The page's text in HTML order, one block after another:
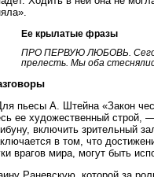
Ее крылатые фразы
ПРО ПЕРВУЮ ЛЮБОВЬ.
прелесть. Мы оба
пьесы А. Штейна «Закон
ее художественный строй,
включить зрительный
в том, что
врагов мира, могут быть